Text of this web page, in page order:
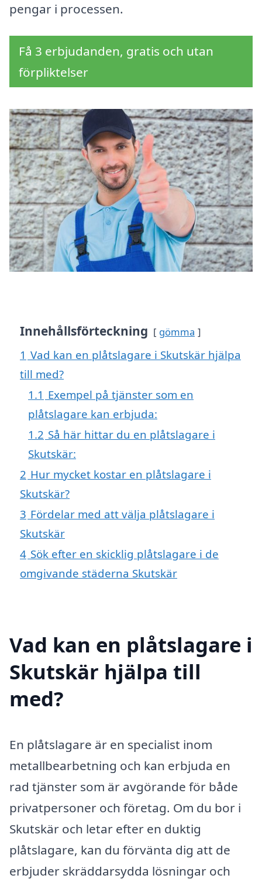
pengar i processen.
Få 3 erbjudanden, gratis och utan
förpliktelser
Innehållsförteckning gömma
1 Vad kan en plåtslagare i Skutskär hjälpa
till med?
1.1 Exempel på tjänster som en
plåtslagare kan erbjuda:
1.2 Så här hittar du en plåtslagare i
Skutskär:
2 Hur mycket kostar en plåtslagare i
Skutskär?
3 Fördelar med att välja plåtslagare i
Skutskär
4 Sök efter en skicklig plåtslagare i de
omgivande städerna Skutskär
Vad kan en plåtslagare i
Skutskär hjälpa till
med?
En plåtslagare är en specialist inom
metallbearbetning och kan erbjuda en
rad tjänster som är avgörande för både
privatpersoner och företag. Om du bor i
Skutskär och letar efter en duktig
plåtslagare, kan du förvänta dig att de
erbjuder skräddarsydda lösningar och